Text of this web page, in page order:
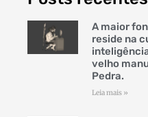
A maior
reside na
velho
Pedra.
Leia mais »